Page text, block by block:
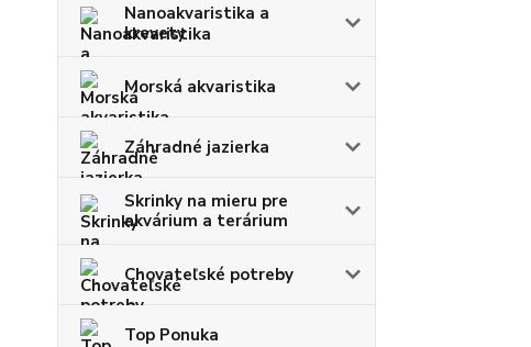
Nanoakvaristika a
krevety
Morská akvaristika
Záhradné jazierka
Skrinky na mieru pre
akvárium a terárium
Chovateľské potreby
Top Ponuka